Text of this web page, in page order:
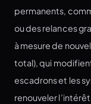
permanents,
ou des relances
à mesure de
total), qui
escadrons et les
renouveler